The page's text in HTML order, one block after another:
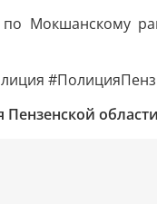
Мокшанскому